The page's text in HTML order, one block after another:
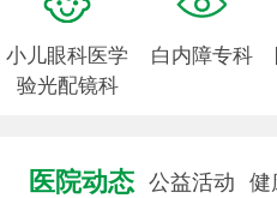
小儿眼科医学
验光配镜科
白内障专科
医院动态 公益活动 健